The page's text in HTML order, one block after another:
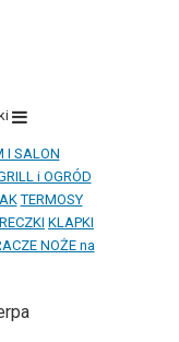
I SALON
i OGRÓD
TERMOSY
KLAPKI
NOŻE na